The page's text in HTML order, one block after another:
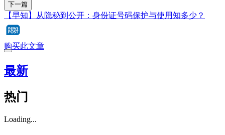
下一篇
【早知】从隐秘到公开：身份证号码保护与使用知多少？
购买此文章
最新
热门
Loading...